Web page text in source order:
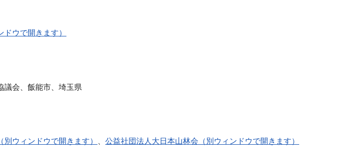
ウで開きます）
議会、飯能市、埼玉県
ウィンドウで開きます） 公益社団法人大日本山林会（別ウィンドウで開きます）